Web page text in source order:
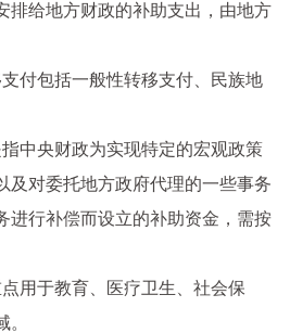
排给地方财政的补助支出，由地方
付包括一般性转移支付、民族地
中央财政为实现特定的宏观政策
及对委托地方政府代理的一些事务
进行补偿而设立的补助资金，需按
用于教育、医疗卫生、社会保